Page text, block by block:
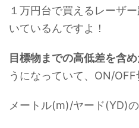
１万円台で買えるレーザ
いているんですよ！
目標物までの高低差を含
うになっていて、ON/OFF
メートル(m)/ヤード(YD)